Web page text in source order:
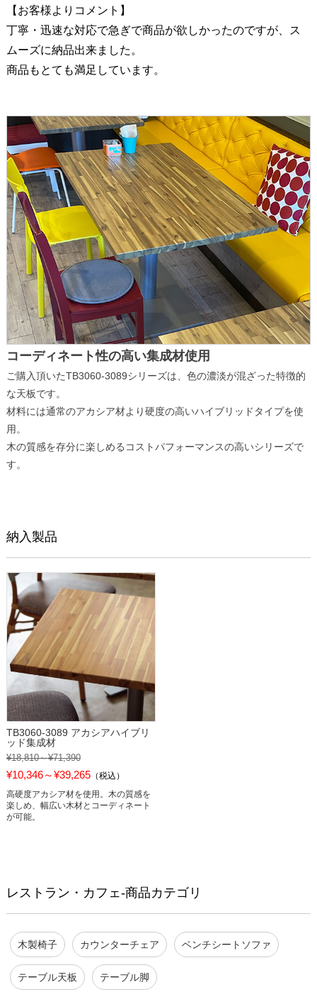
【お客様よりコメント】
丁寧・迅速な対応で急ぎで商品が欲しかったのですが、ス
ムーズに納品出来ました。
商品もとても満足しています。
コーディネート性の高い集成材使用
ご購入頂いたTB3060-3089シリーズは、色の濃淡が混ざった特徴的
な天板です。
材料には通常のアカシア材より硬度の高いハイブリッドタイプを使
用。
木の質感を存分に楽しめるコストパフォーマンスの高いシリーズで
す。
納入製品
TB3060-3089 アカシアハイブリ
ッド集成材
¥18,810～¥71,390
¥10,346～¥39,265（税込）
高硬度アカシア材を使用。木の質感を
楽しめ、幅広い木材とコーディネート
が可能。
レストラン・カフェ-商品カテゴリ
木製椅子 カウンターチェア ベンチシートソファ
テーブル天板 テーブル脚